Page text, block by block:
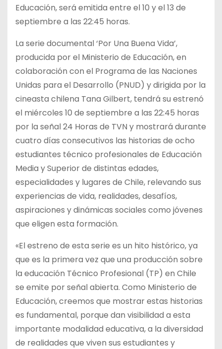
Educación, será emitida entre el 10 y el 13 de
septiembre a las 22:45 horas.
La serie documental ‘Por Una Buena Vida’,
producida por el Ministerio de Educación, en
colaboración con el Programa de las Naciones
Unidas para el Desarrollo (PNUD) y dirigida por la
cineasta chilena Tana Gilbert, tendrá su estrenó
el miércoles 10 de septiembre a las 22:45 horas
por la señal 24 Horas de TVN y mostrará durante
cuatro días consecutivos las historias de ocho
estudiantes técnico profesionales de Educación
Media y Superior de distintas edades,
especialidades y lugares de Chile, relevando sus
experiencias de vida, realidades, desafíos,
aspiraciones y dinámicas sociales como jóvenes
que eligen esta formación.
«El estreno de esta serie es un hito histórico, ya
que es la primera vez que una producción sobre
la educación Técnico Profesional (TP) en Chile
se emite por señal abierta. Como Ministerio de
Educación, creemos que mostrar estas historias
es fundamental, porque dan visibilidad a esta
importante modalidad educativa, a la diversidad
de realidades que viven sus estudiantes y